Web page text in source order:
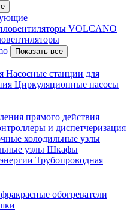
VOLCANO
Показать все
Насосные станции для
Циркуляционные насосы
прямого действия
и диспетчеризация
холодильные узлы
узлы Шкафы
Трубопроводная
обогреватели